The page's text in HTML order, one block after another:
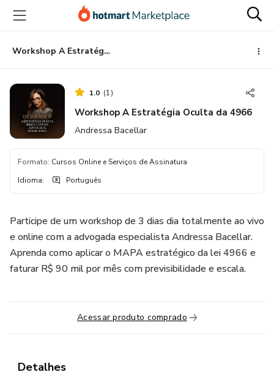
para
conteúdo
principal
para
pagamento
para
rodapé
Workshop A Estratégia Oculta da 4966
1.0 (1)
Workshop A Estratégia Oculta da 4966
Andressa Bacellar
Formato: Cursos Online e Serviços de Assinatura
Idioma: Português
Participe de um workshop de 3 dias dia totalmente ao vivo
e online com a advogada especialista Andressa Bacellar.
Aprenda como aplicar o MAPA estratégico da lei 4966 e
faturar R$ 90 mil por mês com previsibilidade e escala.
Acessar produto comprado
Detalhes